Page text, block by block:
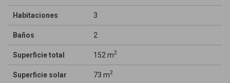
Habitaciones 3
Baños 2
Superficie total 152 m2
Superficie solar 73 m2